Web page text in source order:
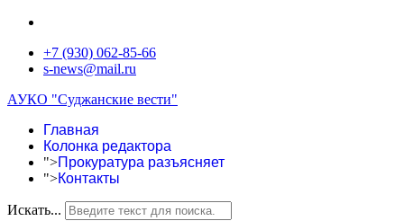
+7 (930) 062-85-66
s-news@mail.ru
АУКО "Суджанские вести"
Главная
Колонка редактора
">Прокуратура разъясняет
">Контакты
Искать...